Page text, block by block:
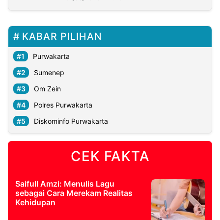
KABAR PILIHAN
Purwakarta
Sumenep
Om Zein
Polres Purwakarta
Diskominfo Purwakarta
CEK FAKTA
Saifull Amzi: Menulis Lagu
sebagai Cara Merekam Realitas
Kehidupan